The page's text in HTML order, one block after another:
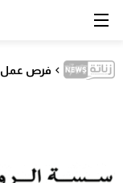
فرص عمل